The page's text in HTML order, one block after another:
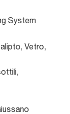
System
Vetro,